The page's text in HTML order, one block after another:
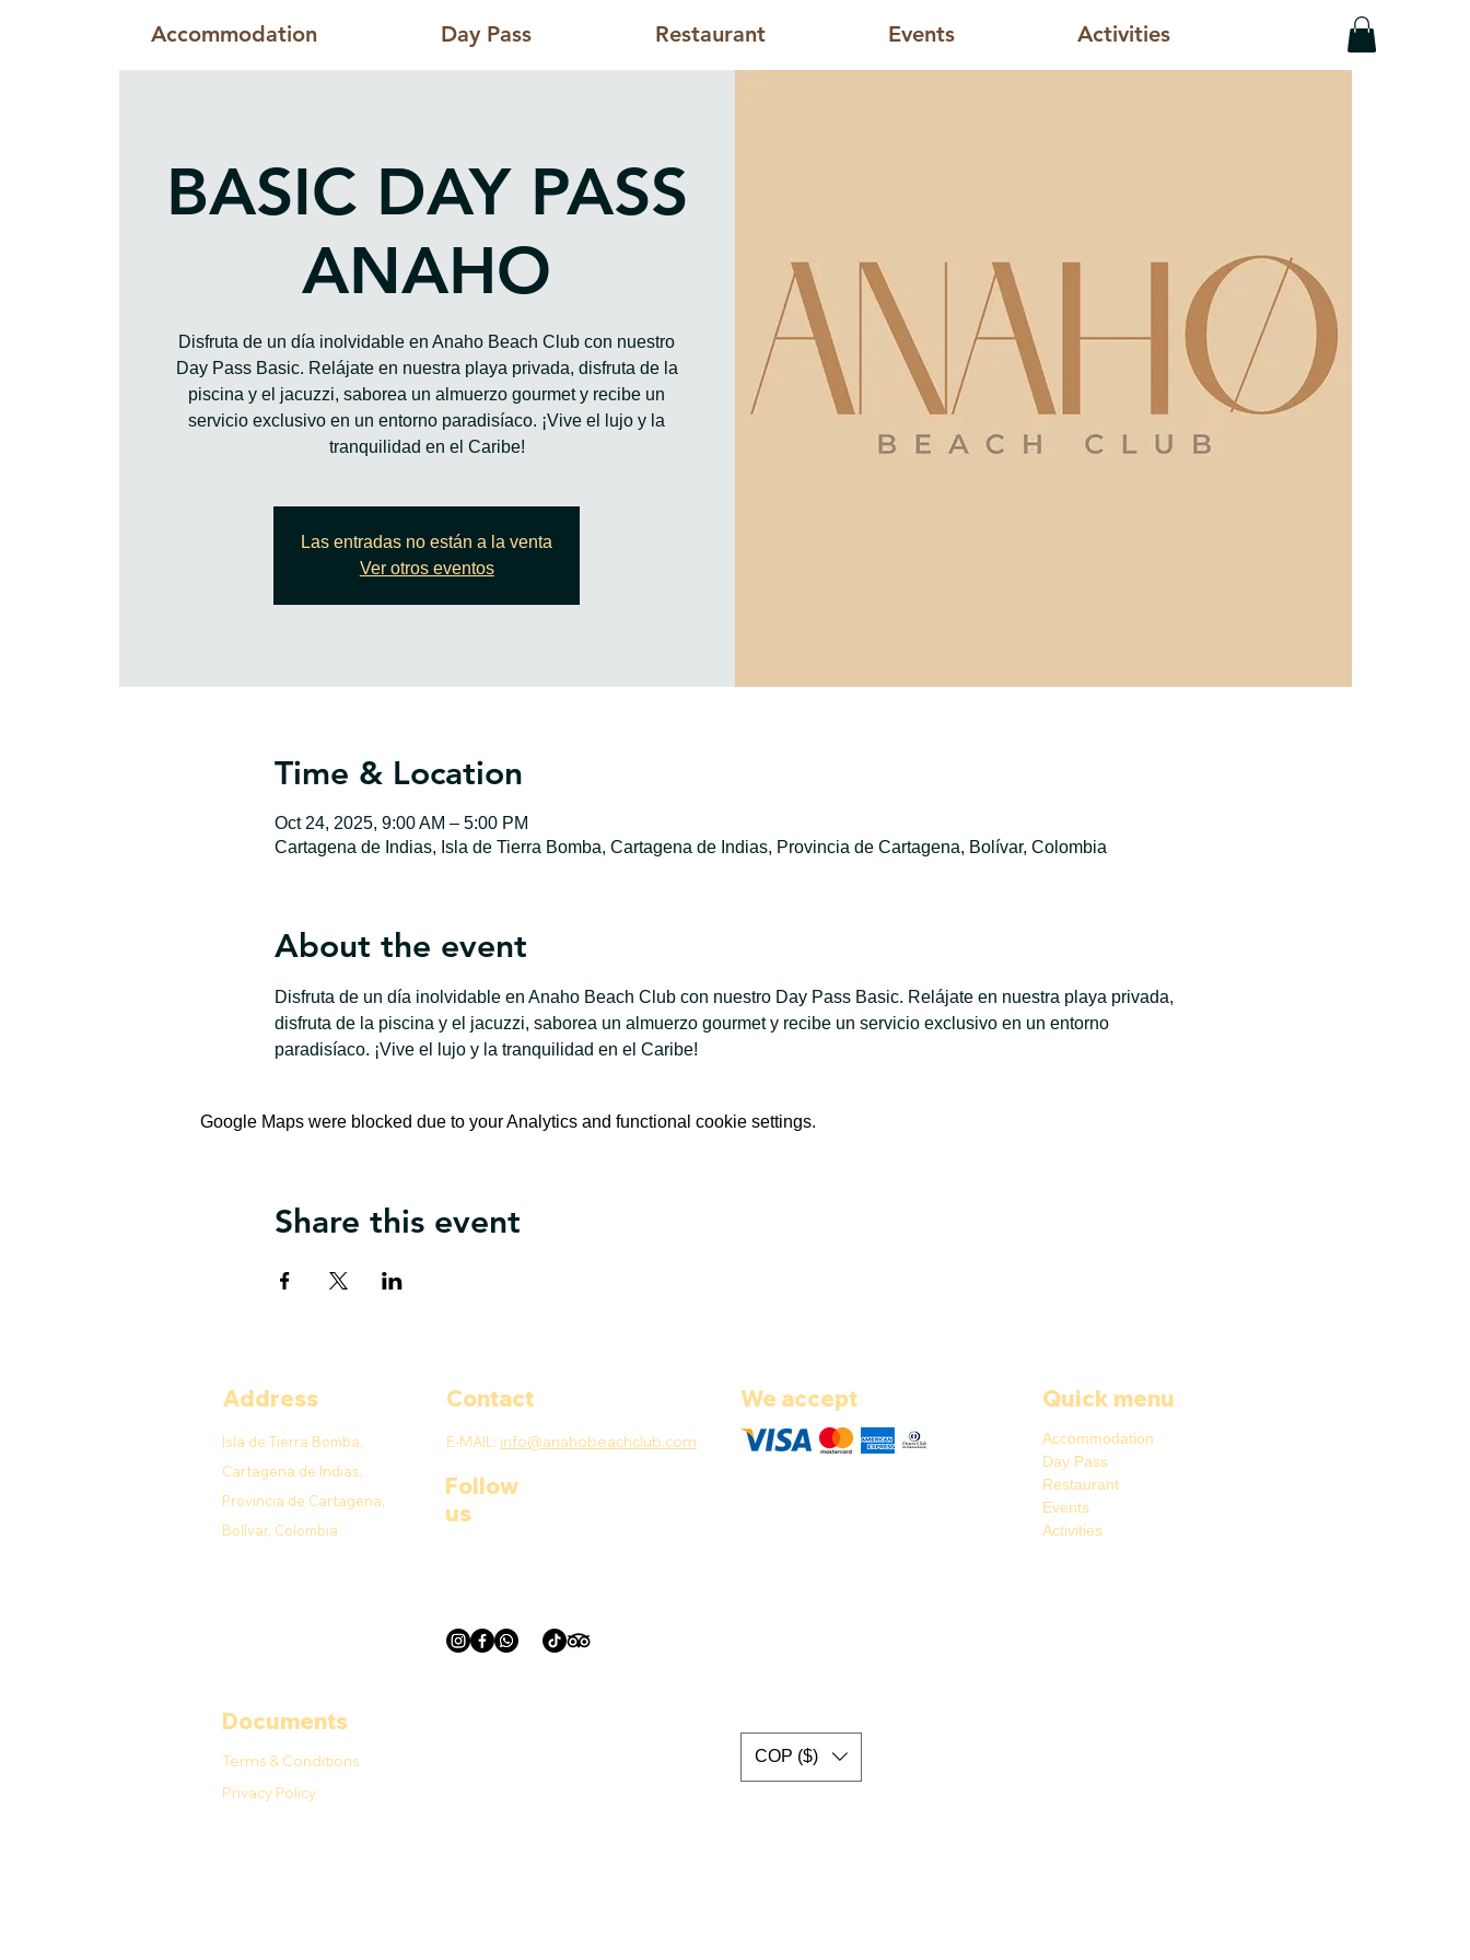
Accommodation Day Pass Restaurant Events Activities
BASIC DAY PASS
ANAHO
Disfruta de un día inolvidable en Anaho Beach Club con nuestro
Day Pass Basic. Relájate en nuestra playa privada, disfruta de la
piscina y el jacuzzi, saborea un almuerzo gourmet y recibe un
servicio exclusivo en un entorno paradisíaco. ¡Vive el lujo y la
tranquilidad en el Caribe!
Las entradas no están a la venta
Ver otros eventos
Time & Location
Oct 24, 2025, 9:00 AM – 5:00 PM
Cartagena de Indias, Isla de Tierra Bomba, Cartagena de Indias, Provincia de Cartagena, Bolívar, Colombia
About the event
Disfruta de un día inolvidable en Anaho Beach Club con nuestro Day Pass Basic. Relájate en nuestra playa privada,
disfruta de la piscina y el jacuzzi, saborea un almuerzo gourmet y recibe un servicio exclusivo en un entorno
paradisíaco. ¡Vive el lujo y la tranquilidad en el Caribe!
Google Maps were blocked due to your Analytics and functional cookie settings.
Share this event
Address
Isla de Tierra Bomba,
Cartagena de Indias,
Provincia de Cartagena,
Bolívar, Colombia
Contact
E-MAIL: info@anahobeachclub.com
Follow
us
We accept Quick menu
Accommodation
Day Pass
Restaurant
Events
Activities
Documents
Terms & Conditions COP ($)
Privacy Policy